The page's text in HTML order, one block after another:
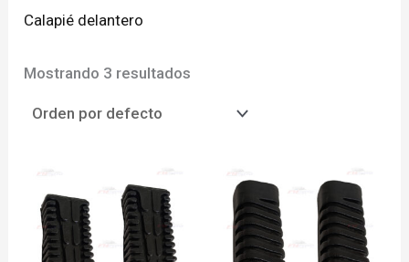
Calapié delantero
Mostrando 3 resultados